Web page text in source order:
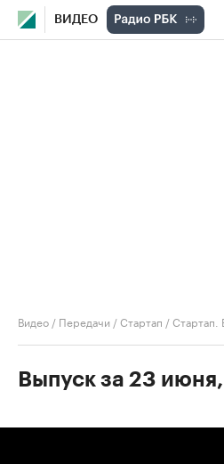
ВИДЕО
Видео / Передачи /Стартап /Стартап.
Выпуск за 23 июня,